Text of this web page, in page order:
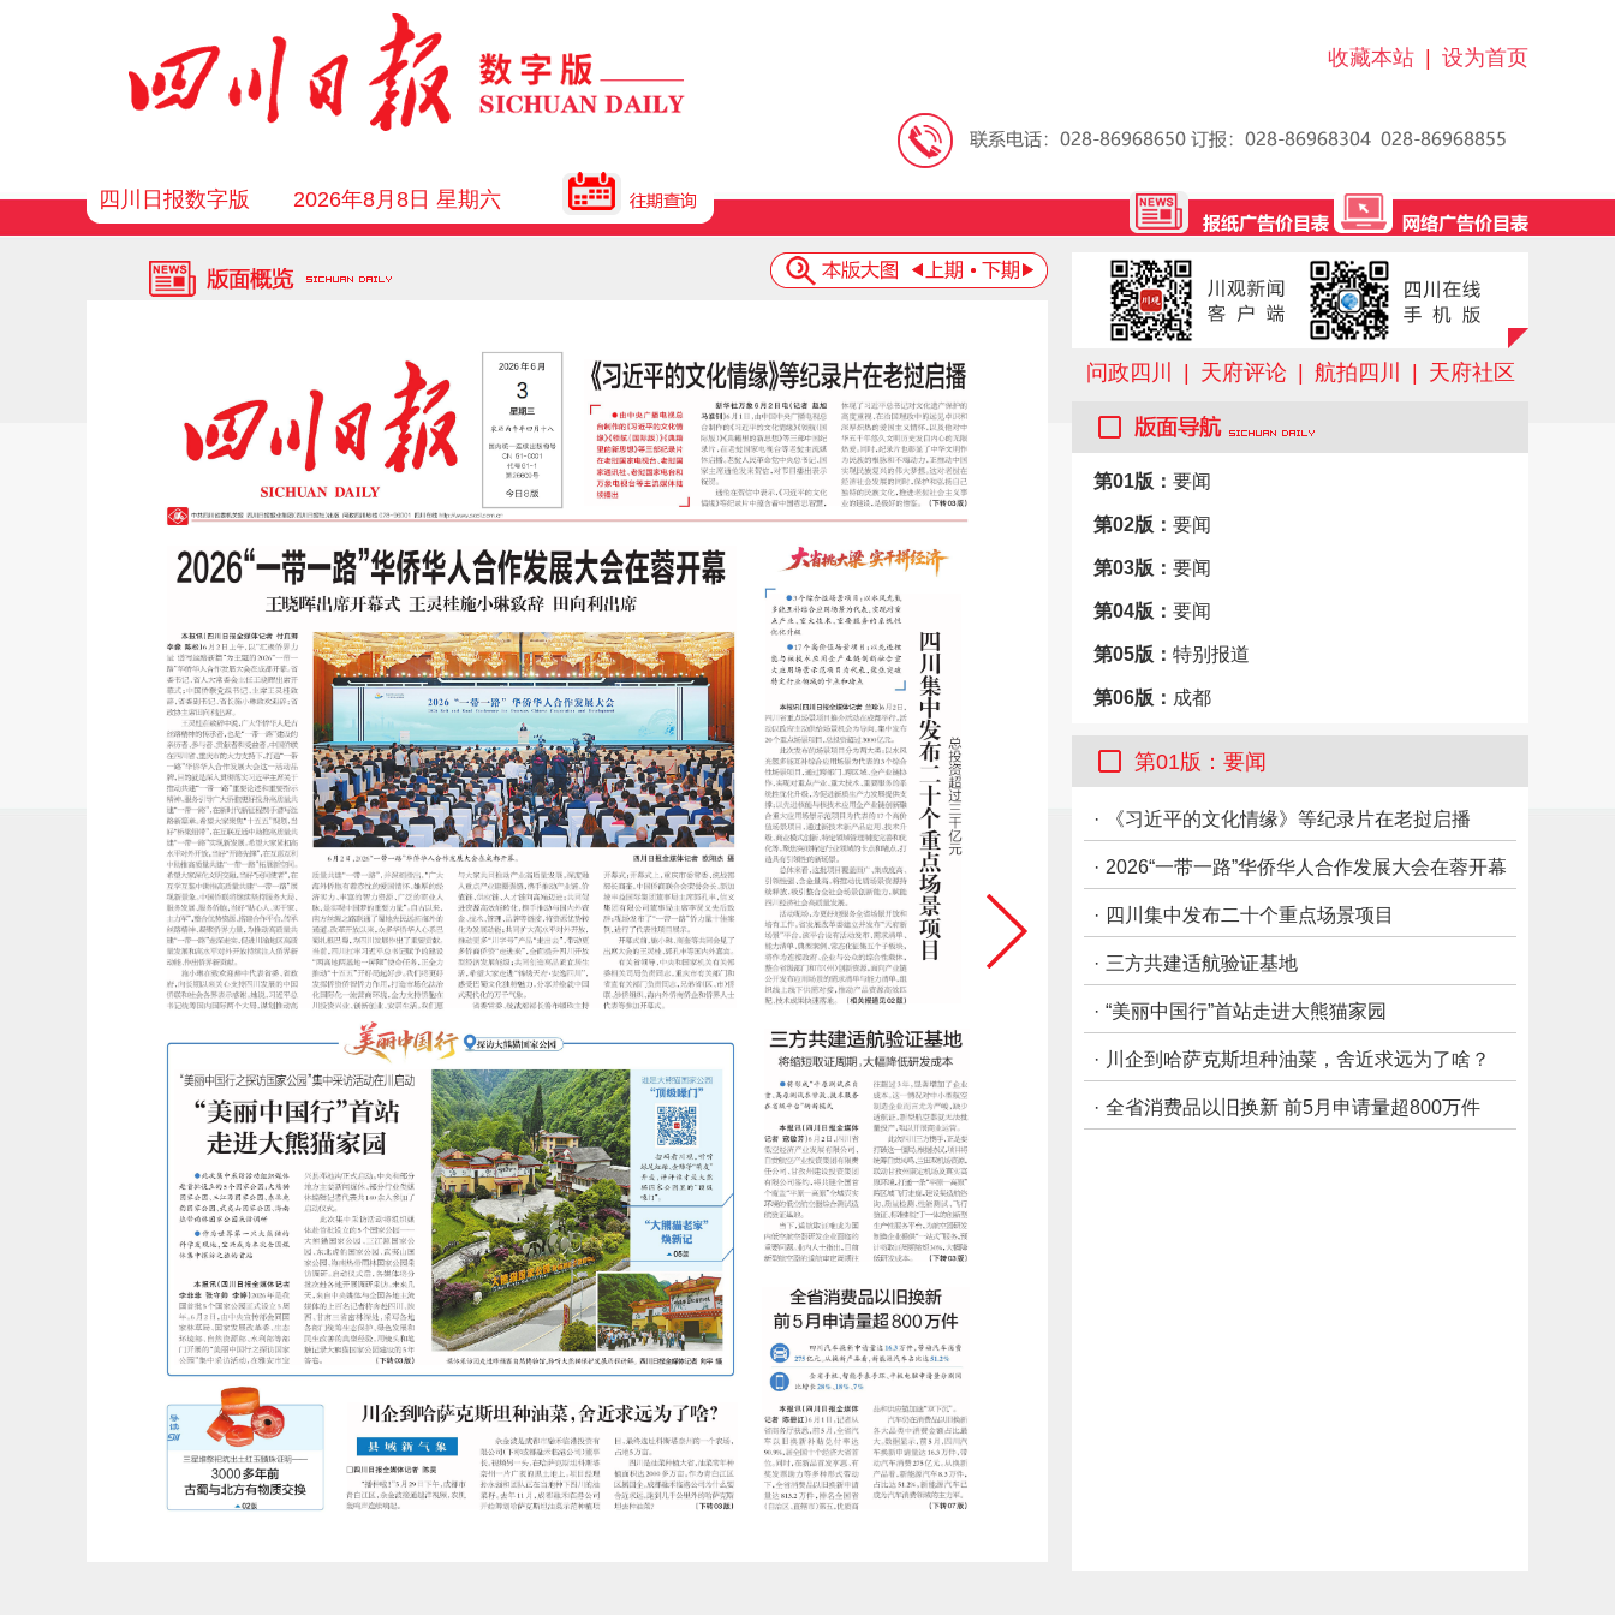
四川日报数字版 2026年8月8日 星期六
收藏本站 设为首页
问政四川 天府评论 航拍四川 天府社区
第01版： 要闻
第02版： 要闻
第03版： 要闻
第04版： 要闻
第05版： 特别报道
第06版： 成都
第08版：市州观察·雅安
第01版：要闻
· 《习近平的文化情缘》等纪录片在老挝启播
· 2026“一带一路”华侨华人合作发展大会在蓉开幕
· 四川集中发布二十个重点场景项目
· 三方共建适航验证基地
· “美丽中国行”首站走进大熊猫家园
· 川企到哈萨克斯坦种油菜，舍近求远为了啥？
· 全省消费品以旧换新 前5月申请量超800万件